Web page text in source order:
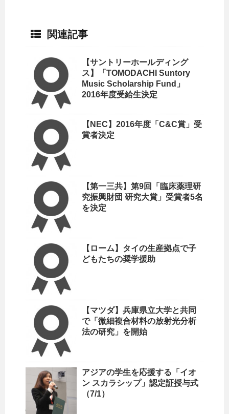
関連記事
【サントリーホールディング
ス】「TOMODACHI Suntory
Music Scholarship Fund」
2016年度受給生決定
【NEC】2016年度「C&C賞」受
賞者決定
【第一三共】第9回「臨床薬理研
究振興財団 研究大賞」受賞者5名
を決定
【ローム】タイの生産拠点で子
どもたちの奨学援助
【マツダ】兵庫県立大学と共同
で「微細複合材料の放射光分析
法の研究」を開始
アジアの学生を応援する「イオ
ン スカラシップ」認定証授与式
（7/1）